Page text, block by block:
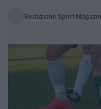
Redazione Sport